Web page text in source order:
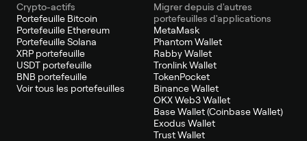
Crypto-actifs
Portefeuille Bitcoin
Portefeuille Ethereum
Portefeuille Solana
XRP portefeuille
USDT portefeuille
BNB portefeuille
Voir tous les portefeuilles
Migrer depuis d'autres
portefeuilles d'applications
MetaMask
Phantom Wallet
Rabby Wallet
Tronlink Wallet
TokenPocket
Binance Wallet
OKX Web3 Wallet
Base Wallet (Coinbase Wallet)
Exodus Wallet
Trust Wallet